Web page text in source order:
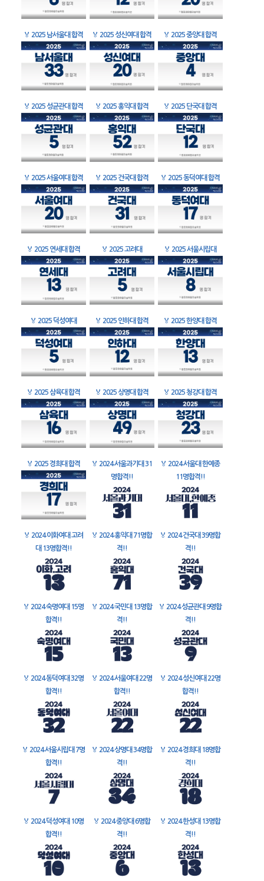
🏅 2025 남서울대 합격 🏅 2025 성신여대 합격 🏅 2025 중앙대 합격
🏅 2025 성균관대 합격 🏅 2025 홍익대 합격 🏅 2025 단국대 합격
🏅 2025 서울여대 합격 🏅 2025 건국대 합격 🏅 2025 동덕여대 합격
🏅 2025 연세대 합격 🏅 2025 고려대 🏅 2025 서울시립대
🏅 2025 덕성여대 🏅 2025 인하대 합격 🏅 2025 한양대 합격
🏅 2025 삼육대 합격 🏅 2025 상명대 합격 🏅 2025 청강대 합격
🏅 2025 경희대 합격 🏅 2024 서울과기대 31
명합격!!
🏅 2024 서울대 한예종
11명합격!!
🏅 2024 이화여대 고려
대 13명합격!!
🏅 2024 홍익대 71명합
격!!
🏅 2024 건국대 39명합
격!!
🏅 2024 숙명여대 15명
합격!!
🏅 2024 국민대 13명합
격!!
🏅 2024 성균관대 9명합
격!!
🏅 2024 동덕여대 32명
합격!!
🏅 2024 서울여대 22명
합격!!
🏅 2024 성신여대 22명
합격!!
🏅 2024 서울시립대 7명
합격!!
🏅 2024 상명대 34명합
격!!
🏅 2024 경희대 18명합
격!!
🏅 2024 덕성여대 10명
합격!!
🏅 2024 중앙대 6명합
격!!
🏅 2024 한성대 13명합
격!!